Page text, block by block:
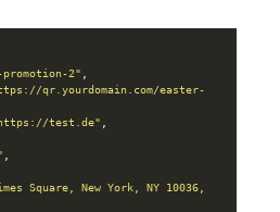
2" ,
qr.yourdomain.com/easter-
test.de" ,
,
Square, New York, NY 10036,